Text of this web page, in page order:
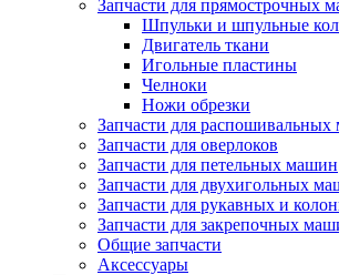
Запчасти для прямострочных
Шпульки и шпульные
Двигатель ткани
Игольные пластины
Челноки
Ножи обрезки
Запчасти для
Запчасти для оверлоков
Запчасти для петельных машин
Запчасти для двухигольных
Запчасти для рукавных и
Запчасти для закрепочных
Общие запчасти
Аксессуары